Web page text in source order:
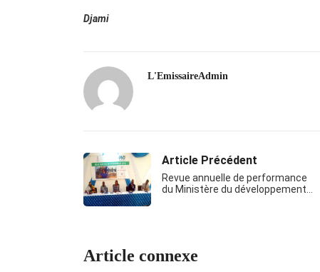
Djami
L'EmissaireAdmin
Article Précédent
Revue annuelle de performance
du Ministère du développement…
Article connexe